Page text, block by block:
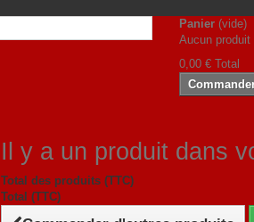
Panier (vide)
Aucun produit
0,00 € Total
Il y a un produit dans
Total des produits (TTC)
Total (TTC)